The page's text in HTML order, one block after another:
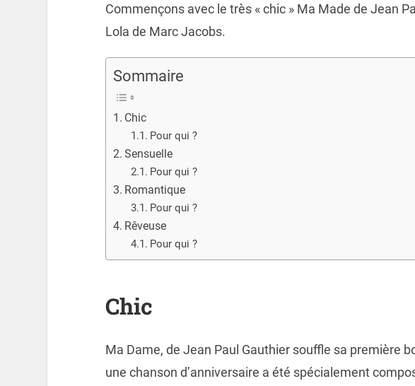
Commençons avec le très « chic » Ma Made de Jean
Lola de Marc Jacobs.
Sommaire
Chic
Pour qui ?
Sensuelle
Pour qui ?
Romantique
Pour qui ?
Rêveuse
Pour qui ?
Chic
Ma Dame, de Jean Paul Gauthier souffle sa première
une chanson d’anniversaire a été spécialement